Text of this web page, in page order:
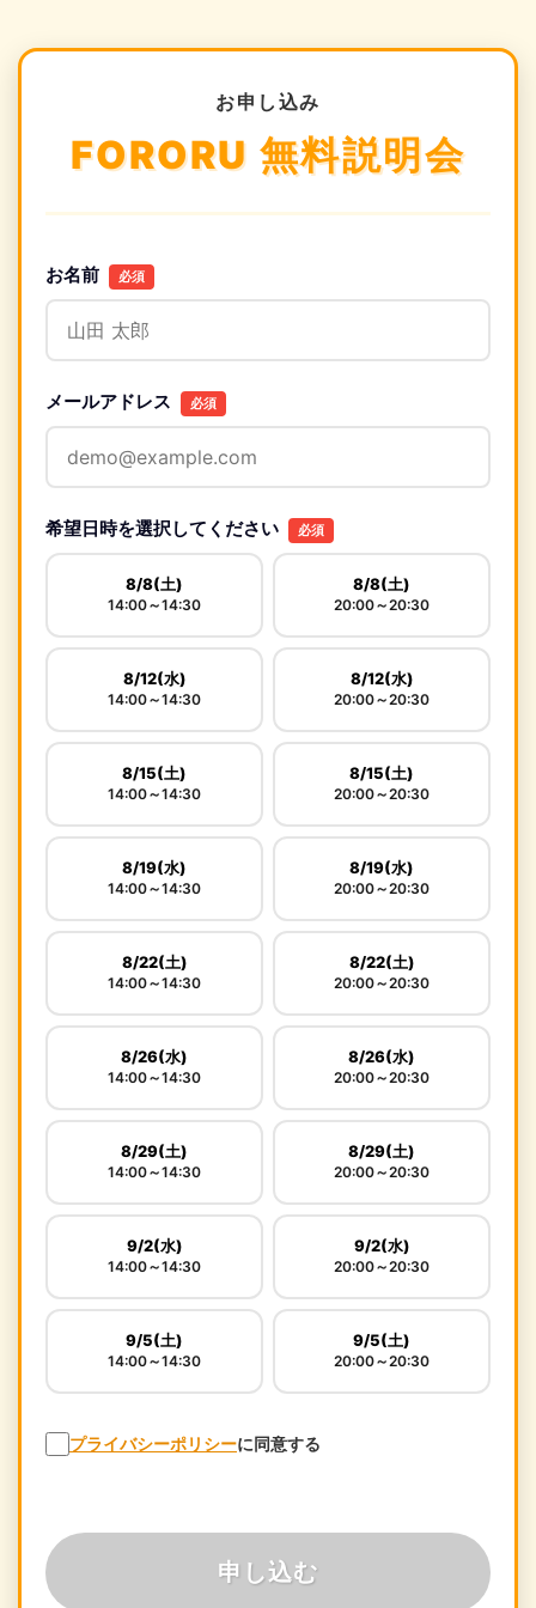
お申し込み
FORORU 無料説明会
お名前 必須
メールアドレス 必須
希望日時を選択してください 必須
8/8(土)
14:00～14:30
8/8(土)
20:00～20:30
8/12(水)
14:00～14:30
8/12(水)
20:00～20:30
8/15(土)
14:00～14:30
8/15(土)
20:00～20:30
8/19(水)
14:00～14:30
8/19(水)
20:00～20:30
8/22(土)
14:00～14:30
8/22(土)
20:00～20:30
8/26(水)
14:00～14:30
8/26(水)
20:00～20:30
8/29(土)
14:00～14:30
8/29(土)
20:00～20:30
9/2(水)
14:00～14:30
9/2(水)
20:00～20:30
9/5(土)
14:00～14:30
9/5(土)
20:00～20:30
プライバシーポリシーに同意する
申し込む